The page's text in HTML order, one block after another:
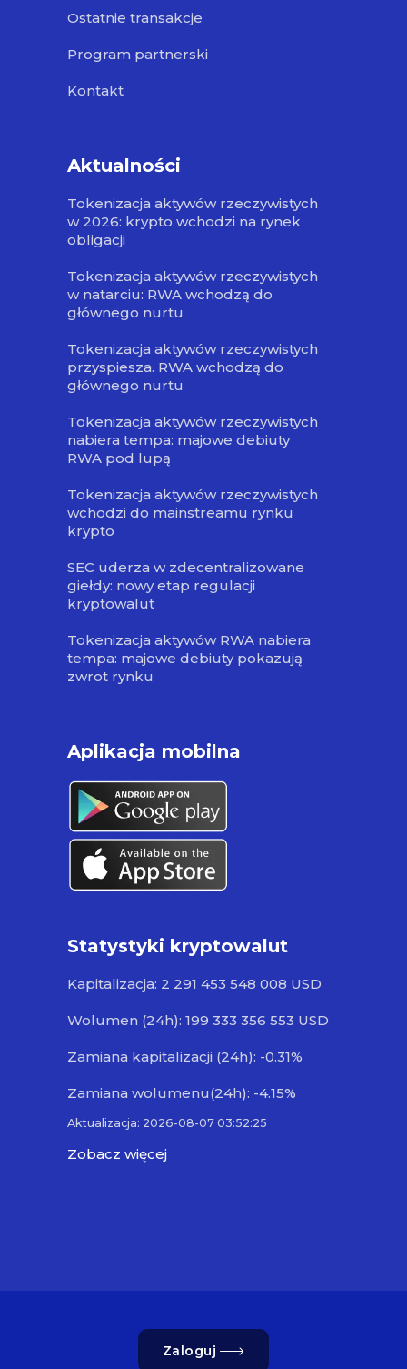
Ostatnie transakcje
Program partnerski
Kontakt
Aktualności
Tokenizacja aktywów rzeczywistych
w 2026: krypto wchodzi na rynek
obligacji
Tokenizacja aktywów rzeczywistych
w natarciu: RWA wchodzą do
głównego nurtu
Tokenizacja aktywów rzeczywistych
przyspiesza. RWA wchodzą do
głównego nurtu
Tokenizacja aktywów rzeczywistych
nabiera tempa: majowe debiuty
RWA pod lupą
Tokenizacja aktywów rzeczywistych
wchodzi do mainstreamu rynku
krypto
SEC uderza w zdecentralizowane
giełdy: nowy etap regulacji
kryptowalut
Tokenizacja aktywów RWA nabiera
tempa: majowe debiuty pokazują
zwrot rynku
Aplikacja mobilna
Statystyki kryptowalut
Kapitalizacja: 2 291 453 548 008 USD
Wolumen (24h): 199 333 356 553 USD
Zamiana kapitalizacji (24h): -0.31%
Zamiana wolumenu(24h): -4.15%
Aktualizacja: 2026-08-07 03:52:25
Zobacz więcej
Zaloguj